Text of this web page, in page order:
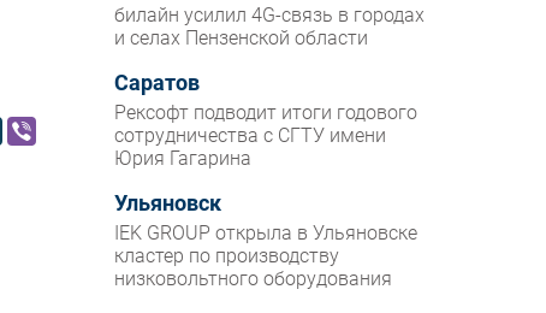
билайн усилил 4G-связь в городах
и селах Пензенской области
Саратов
Рексофт подводит итоги годового
сотрудничества с СГТУ имени
Юрия Гагарина
Ульяновск
IEK GROUP открыла в Ульяновске
кластер по производству
низковольтного оборудования